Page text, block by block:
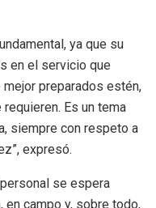
ya que su
en el servicio que
preparados estén,
Es un tema
siempre con respeto a
expresó.
se espera
en campo y, sobre todo,